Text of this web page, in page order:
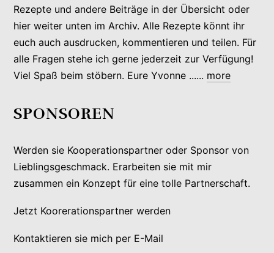
Rezepte und andere Beiträge in der Übersicht oder
hier weiter unten im Archiv. Alle Rezepte könnt ihr
euch auch ausdrucken, kommentieren und teilen. Für
alle Fragen stehe ich gerne jederzeit zur Verfügung!
Viel Spaß beim stöbern. Eure Yvonne ...... more
SPONSOREN
Werden sie Kooperationspartner oder Sponsor von
Lieblingsgeschmack. Erarbeiten sie mit mir
zusammen ein Konzept für eine tolle Partnerschaft.
Jetzt Koorerationspartner werden
Kontaktieren sie mich per E-Mail